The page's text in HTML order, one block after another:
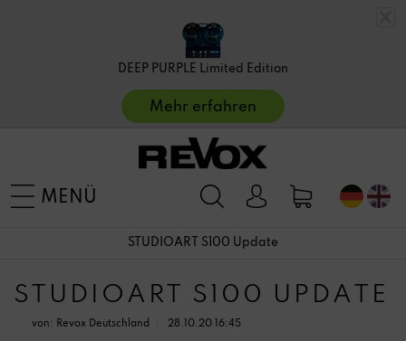
DEEP PURPLE Limited Edition
Mehr erfahren
MENÜ
STUDIOART S100 Update
STUDIOART S100 UPDATE
von: Revox Deutschland 28.10.20 16:45